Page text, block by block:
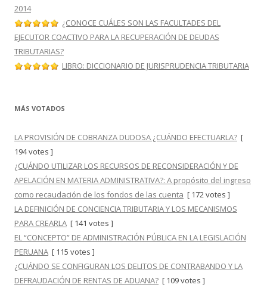
2014
¿CONOCE CUÁLES SON LAS FACULTADES DEL
EJECUTOR COACTIVO PARA LA RECUPERACIÓN DE DEUDAS
TRIBUTARIAS?
LIBRO: DICCIONARIO DE JURISPRUDENCIA TRIBUTARIA
MÁS VOTADOS
LA PROVISIÓN DE COBRANZA DUDOSA ¿CUÁNDO EFECTUARLA? [
194 votes ]
¿CUÁNDO UTILIZAR LOS RECURSOS DE RECONSIDERACIÓN Y DE
APELACIÓN EN MATERIA ADMINISTRATIVA?: A propósito del ingreso
como recaudación de los fondos de las cuenta [ 172 votes ]
LA DEFINICIÓN DE CONCIENCIA TRIBUTARIA Y LOS MECANISMOS
PARA CREARLA [ 141 votes ]
EL “CONCEPTO” DE ADMINISTRACIÓN PÚBLICA EN LA LEGISLACIÓN
PERUANA [ 115 votes ]
¿CUÁNDO SE CONFIGURAN LOS DELITOS DE CONTRABANDO Y LA
DEFRAUDACIÓN DE RENTAS DE ADUANA? [ 109 votes ]